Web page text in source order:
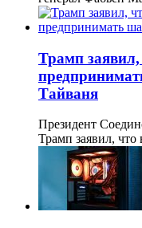
Трамп заявил,
Тайваня
Президент
Трамп заявил,